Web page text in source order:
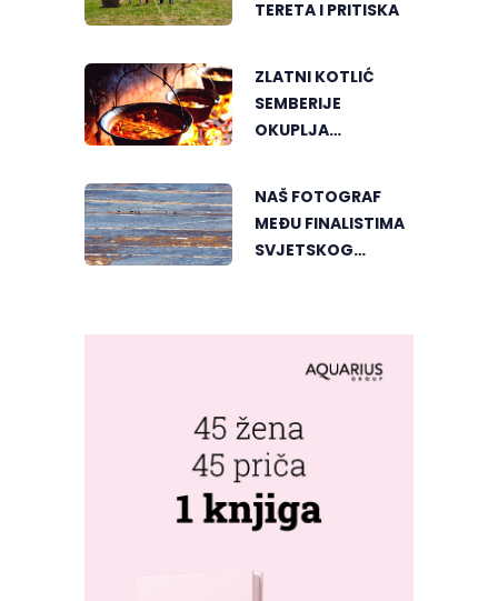
TERETA I PRITISKA
ZLATNI KOTLIĆ
SEMBERIJE
OKUPLJA
RIBLJEG PAPRIKAŠA
U DVOROVIMA
NAŠ FOTOGRAF
MEĐU FINALISTIMA
SVJETSKOG
FESTIVALA U